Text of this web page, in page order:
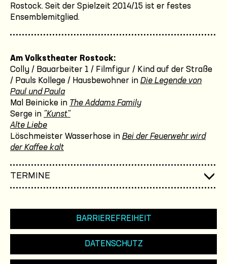
Rostock. Seit der Spielzeit 2014/15 ist er festes
Ensemblemitglied.
Am Volkstheater Rostock:
Colly / Bauarbeiter 1 / Filmfigur / Kind auf der Straße
/ Pauls Kollege / Hausbewohner in Die Legende von
Paul und Paula
Mal Beinicke in The Addams Family
Serge in "Kunst"
Alte Liebe
Löschmeister Wasserhose in Bei der Feuerwehr wird
der Kaffee kalt
TERMINE
BARRIEREFREIHEIT
DATENSCHUTZ